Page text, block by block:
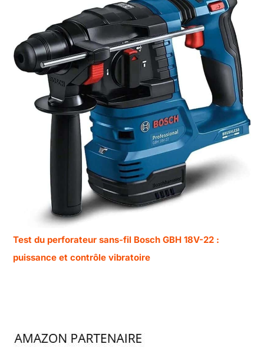
Test du perforateur sans-fil Bosch GBH 18V-22 :
puissance et contrôle vibratoire